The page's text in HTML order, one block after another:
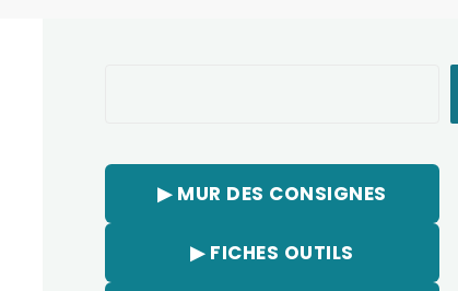
▶︎ MUR DES CONSIGNES
▶︎ FICHES OUTILS